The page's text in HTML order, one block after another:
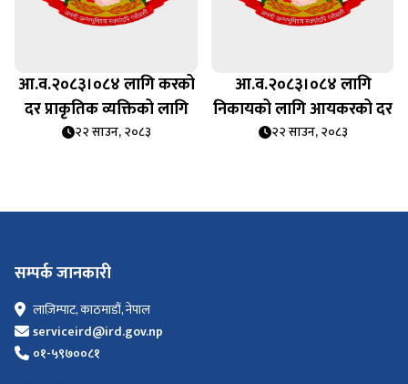
आ.व.२०८३।०८४ लागि करको
दर प्राकृतिक व्यक्तिको लागि
२२ साउन, २०८३
आ.व.२०८३।०८४ लागि
निकायको लागि आयकरको दर
२२ साउन, २०८३
सम्पर्क जानकारी
लाज़िम्पाट, काठमाडौं, नेपाल
serviceird@ird.gov.np
०१-५९७००८१